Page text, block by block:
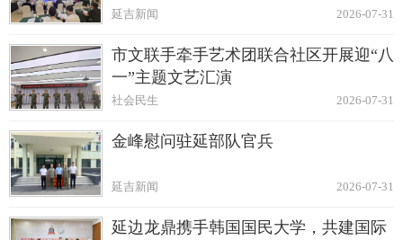
2026-07-31
延吉新闻
市文联手牵手艺术团联合社区开展迎“八
一”主题文艺汇演
2026-07-31
社会民生
金峰慰问驻延部队官兵
2026-07-31
延吉新闻
延边龙鼎携手韩国国民大学，共建国际